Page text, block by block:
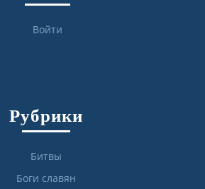
Войти
Рубрики
Битвы
Боги славян